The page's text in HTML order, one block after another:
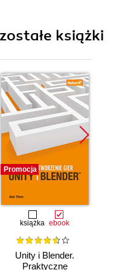
książki
Promocja
książka ebook
Unity i Blender.
Praktyczne